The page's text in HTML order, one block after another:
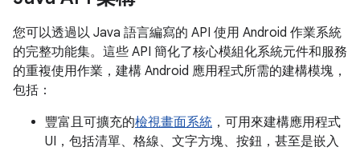
您可以透過以 Java 語言編寫的 API 使用 Android 作業系統
的完整功能集。這些 API 簡化了核心模組化系統元件和服務
的重複使用作業，建構 Android 應用程式所需的建構模塊，
包括：
豐富且可擴充的檢視畫面系統 ，可用來建構應用程式
UI，包括清單、格線、文字方塊、按鈕，甚至是嵌入